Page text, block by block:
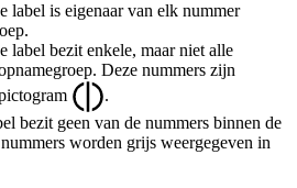
label is eigenaar van elk nummer
label bezit enkele, maar niet alle
Deze nummers zijn
.
bezit geen van de nummers binnen de
worden grijs weergegeven in